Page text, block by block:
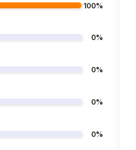
100%
0%
0%
0%
0%